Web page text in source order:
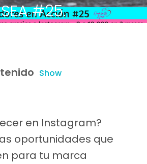
SEA #25.
Show
en Instagram?
oportunidades que
para tu marca